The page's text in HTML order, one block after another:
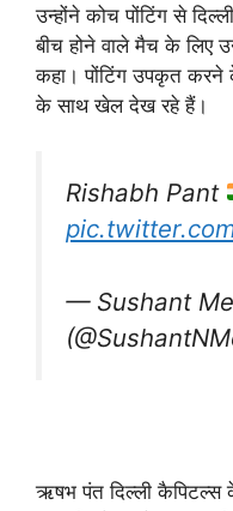
उन्होंने कोच पोंटिंग से
बीच होने वाले मैच के लिए
कहा। पोंटिंग उपकृत
के साथ खेल देख रहे हैं।
Rishabh Pant
— Sushant
ऋषभ पंत दिल्ली